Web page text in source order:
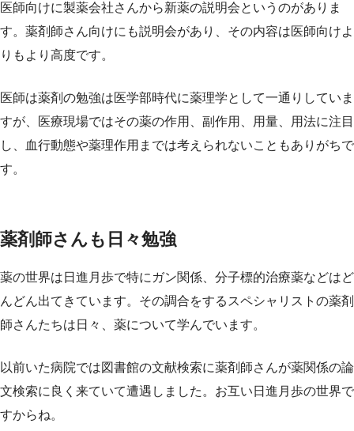
医師向けに製薬会社さんから新薬の説明会というのがありま
す。薬剤師さん向けにも説明会があり、その内容は医師向けよ
りもより高度です。
医師は薬剤の勉強は医学部時代に薬理学として一通りしていま
すが、医療現場ではその薬の作用、副作用、用量、用法に注目
し、血行動態や薬理作用までは考えられないこともありがちで
す。
薬剤師さんも日々勉強
薬の世界は日進月歩で特にガン関係、分子標的治療薬などはど
んどん出てきています。その調合をするスペシャリストの薬剤
師さんたちは日々、薬について学んでいます。
以前いた病院では図書館の文献検索に薬剤師さんが薬関係の論
文検索に良く来ていて遭遇しました。お互い日進月歩の世界で
すからね。